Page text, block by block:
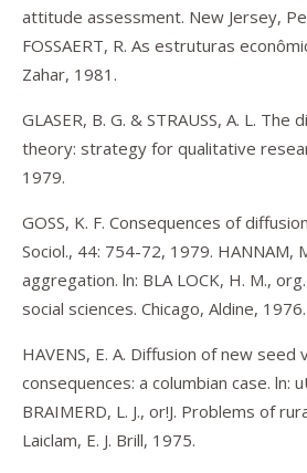
attitude assessment. New Jersey,
FOSSAERT, R. As estruturas
Zahar, 1981.
GLASER, B. G. & STRAUSS, A. L.
theory: strategy for qualitative
1979.
GOSS, K. F. Consequences of
Sociol., 44: 754-72, 1979. HANNAM,
aggregation. ln: BLA LOCK, H. M.,
social sciences. Chicago, Aldine, 1976.
HAVENS, E. A. Diffusion of new seed
consequences: a columbian case. ln:
BRAIMERD, L. J., or!J. Problems of
Laiclam, E. J. Brill, 1975.